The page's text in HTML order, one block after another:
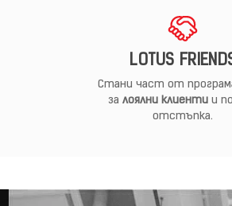
LOTUS
Стани част от
залоялни клиенти и
отстъпка.